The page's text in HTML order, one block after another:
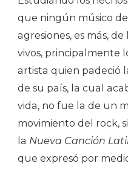
que ningún músico
agresiones, es más,
vivos, principalmente
artista quien padeció
de su país, la cual
vida, no fue la de un
movimiento del rock,
la Nueva Canción
que expresó por